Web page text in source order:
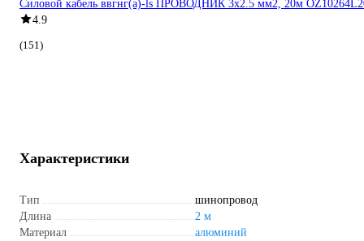
Силовой кабель ввгнг(a)-ls ПРОВОДНИК 3x2.5 мм2, 20м
4.9
(151)
Характеристики
Тип
шинопровод
Длина
2 м
Материал
алюминий